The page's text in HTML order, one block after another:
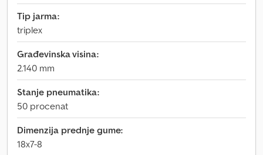
Tip jarma:
triplex
Građevinska visina:
2.140 mm
Stanje pneumatika:
50 procenat
Dimenzija prednje gume:
18x7-8